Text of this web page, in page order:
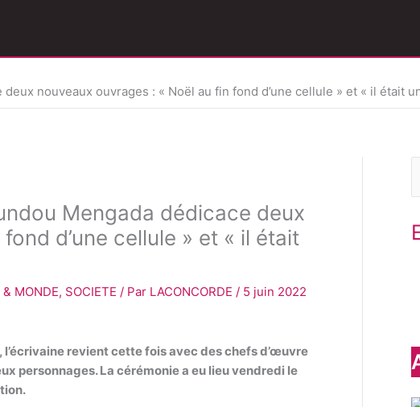
nouveaux ouvrages : « Noël au fin fond d’une cellule » et « il était
Mengada dédicace deux
d’une cellule » et « il était
& MONDE, SOCIETE / Par LACONCORDE / 5 juin 2022
revient cette fois avec des chefs d’œuvre
personnages. La cérémonie a eu lieu vendredi le
c
h
e
r